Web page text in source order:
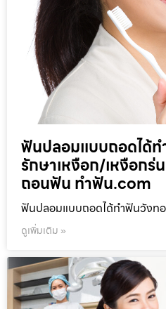
ฟันปลอมแบบถอดได้
รักษาเหงือก/เหงือก
ถอนฟัน ทำฟัน.com
ฟันปลอมแบบถอดได้ทำฟันวังทอ
ดูเพิ่มเติม »